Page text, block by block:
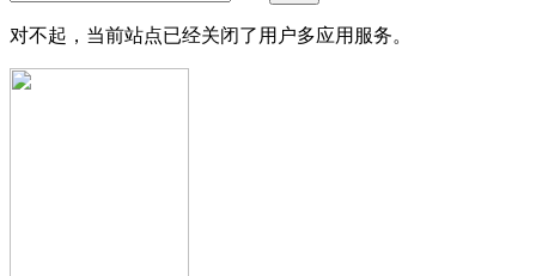
对不起，当前站点已经关闭了用户多应用服务。